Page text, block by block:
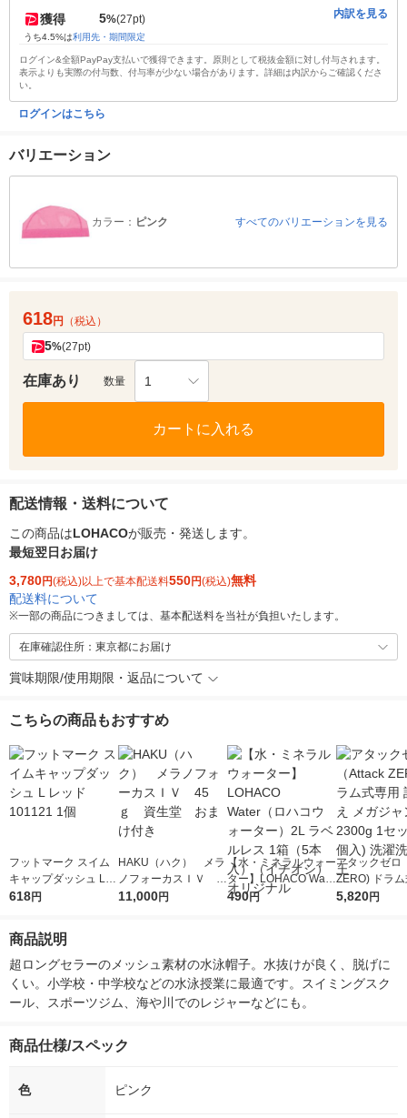
獲得 5%(27pt)
うち4.5%は利用先・期間限定
内訳を見る
ログイン&全額PayPay支払いで獲得できます。原則として税抜金額に対し付与されます。
表示よりも実際の付与数、付与率が少ない場合があります。詳細は内訳からご確認くださ
い。
ログインはこちら
バリエーション
カラー： ピンク すべてのバリエーションを見る
618円 （税込）
5%(27pt)
在庫あり 数量 1
カートに入れる
配送情報・送料について
この商品はLOHACOが販売・発送します。
最短翌日お届け
3,780円(税込)以上で基本配送料550円(税込)無料
配送料について
※一部の商品につきましては、基本配送料を当社が負担いたします。
在庫確認住所：東京都にお届け
賞味期限/使用期限・返品について
こちらの商品もおすすめ
フットマーク スイム
キャップダッシュ L
レッド 101121 1個
618円
HAKU（ハク） メラ
ノフォーカスＩＶ 4
5ｇ 資生堂 おまけ
11,000円
【水・ミネラルウォー
ター】LOHACO Wate
r（ロハコウォータ
490円
アタックゼロ
ZERO) ドラ
詰め替え メガ
5,820円
商品説明
超ロングセラーのメッシュ素材の水泳帽子。水抜けが良く、脱げに
くい。小学校・中学校などの水泳授業に最適です。スイミングスク
ール、スポーツジム、海や川でのレジャーなどにも。
商品仕様/スペック
色 ピンク